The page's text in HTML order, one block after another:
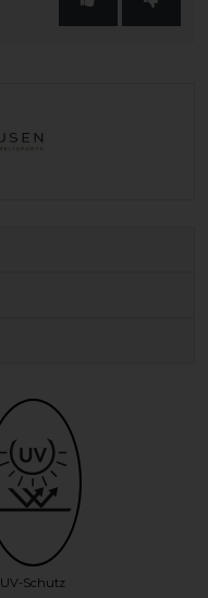
UV-Schutz